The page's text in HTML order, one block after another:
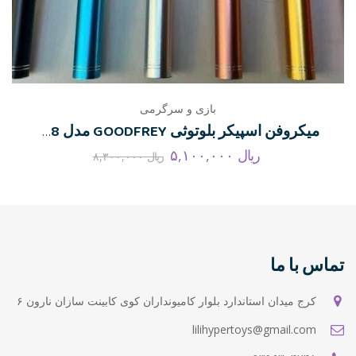
بازی و سرگرمی
میکروفن اسپیکر بلوتوثی GOODFREY مدل WS-858 شارژی
ریال ریال۸,۳۰۰,۰۰۰
تماس با ما
کرج میدان استاندارد بلوار کامیونداران کوی کابینت سازان نارون ۶
lilihypertoys@gmail.com